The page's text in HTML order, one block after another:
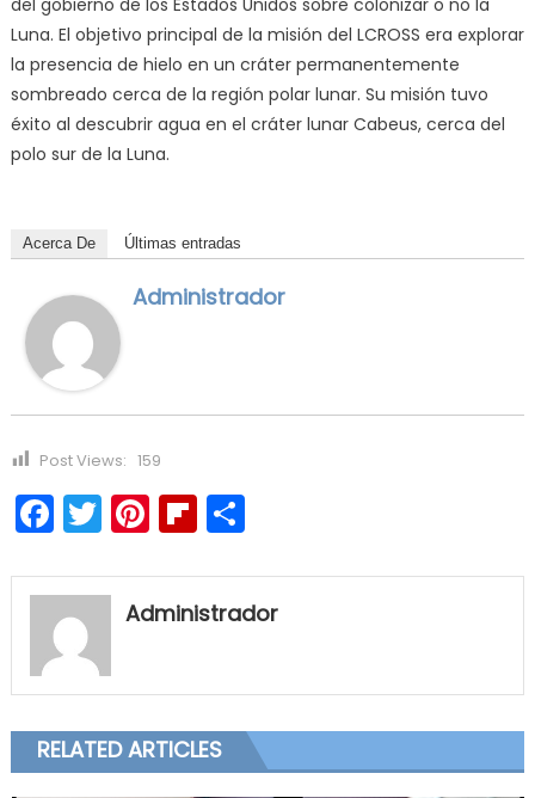
del gobierno de los Estados Unidos sobre colonizar o no la
Luna. El objetivo principal de la misión del LCROSS era explorar
la presencia de hielo en un cráter permanentemente
sombreado cerca de la región polar lunar. Su misión tuvo
éxito al descubrir agua en el cráter lunar Cabeus, cerca del
polo sur de la Luna.
Acerca De Últimas entradas
Administrador
Post Views: 159
Facebook
Twitter
Pinterest
Flipboard
Compartir
Administrador
RELATED ARTICLES